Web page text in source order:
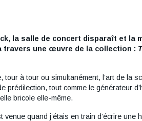
la salle de concert disparaît et la
travers une œuvre de la collection :
à tour ou simultanément, l’art de la
prédilection, tout comme le générateur
bricole elle-même.
venue quand j’étais en train d’écrire une